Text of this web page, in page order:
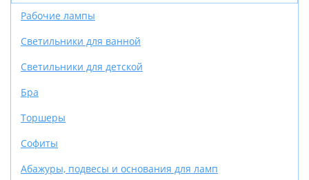
Рабочие лампы
Светильники для ванной
Светильники для детской
Бра
Торшеры
Софиты
Абажуры, подвесы и основания для ламп